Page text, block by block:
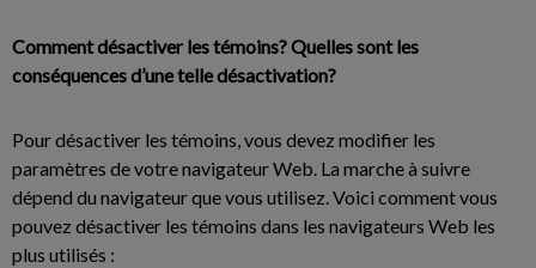
Comment désactiver les témoins? Quelles sont les
conséquences d’une telle désactivation?
Pour désactiver les témoins, vous devez modifier les
paramètres de votre navigateur Web. La marche à suivre
dépend du navigateur que vous utilisez. Voici comment vous
pouvez désactiver les témoins dans les navigateurs Web les
plus utilisés :